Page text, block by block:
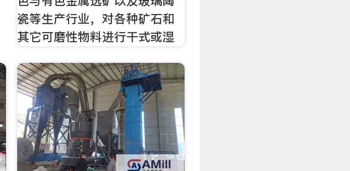
瓷等生产行业，对各种矿石和
其它可磨性物料进行干式或湿